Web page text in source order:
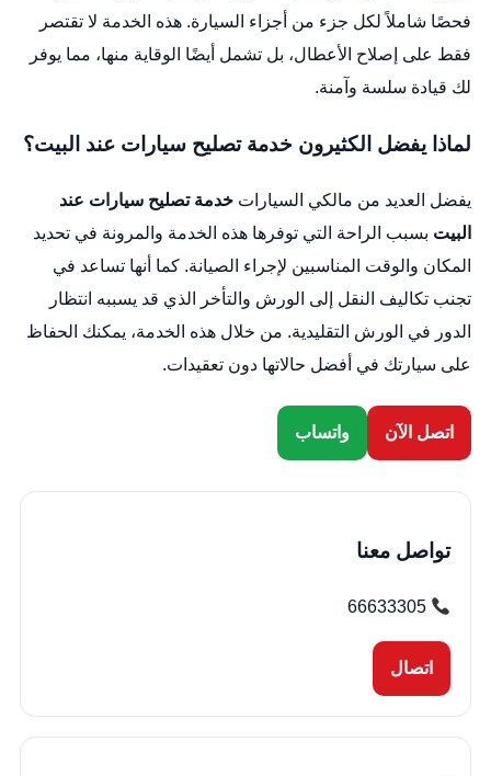
فحصًا شاملاً لكل جزء من أجزاء السيارة. هذه الخدمة لا تقتصر
فقط على إصلاح الأعطال، بل تشمل أيضًا الوقاية منها، مما يوفر
لك قيادة سلسة وآمنة.
لماذا يفضل الكثيرون خدمة تصليح سيارات عند البيت؟
يفضل العديد من مالكي السيارات خدمة تصليح سيارات عند
البيت بسبب الراحة التي توفرها هذه الخدمة والمرونة في تحديد
المكان والوقت المناسبين لإجراء الصيانة. كما أنها تساعد في
تجنب تكاليف النقل إلى الورش والتأخر الذي قد يسببه انتظار
الدور في الورش التقليدية. من خلال هذه الخدمة، يمكنك الحفاظ
على سيارتك في أفضل حالاتها دون تعقيدات.
اتصل الآن واتساب
تواصل معنا
66633305
اتصال